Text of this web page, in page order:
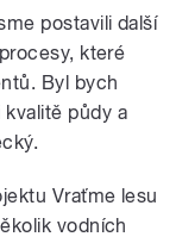
postavili další
které
Byl bych
půdy a
Vraťme lesu
vodních